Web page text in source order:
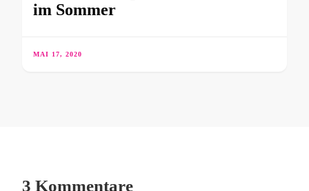
im Sommer
MAI 17, 2020
3 Kommentare